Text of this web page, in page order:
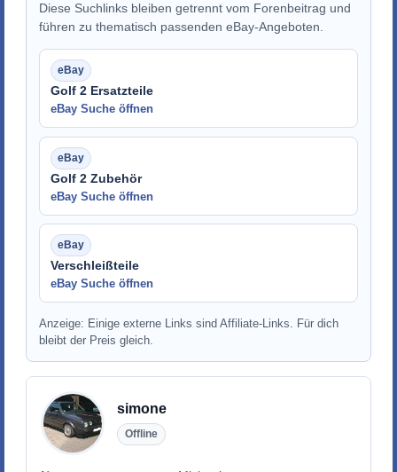
Diese Suchlinks bleiben getrennt vom Forenbeitrag und
führen zu thematisch passenden eBay-Angeboten.
Golf 2 Ersatzteile
eBay Suche öffnen
Golf 2 Zubehör
eBay Suche öffnen
Verschleißteile
eBay Suche öffnen
Anzeige: Einige externe Links sind Affiliate-Links. Für dich
bleibt der Preis gleich.
simone
Offline